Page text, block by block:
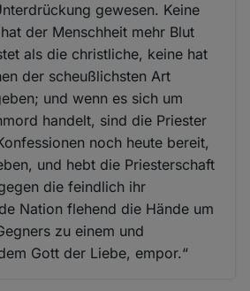
gewesen. Keine
der Menschheit mehr Blut
als die christliche, keine hat
der scheußlichsten Art
und wenn es sich um
handelt, sind die Priester
noch heute bereit,
und hebt die Priesterschaft
die feindlich ihr
Nation flehend die Hände um
zu einem und
Gott der Liebe, empor.“